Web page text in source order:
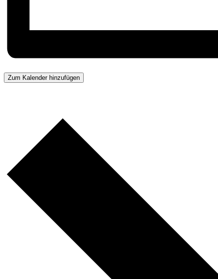
Zum Kalender hinzufügen